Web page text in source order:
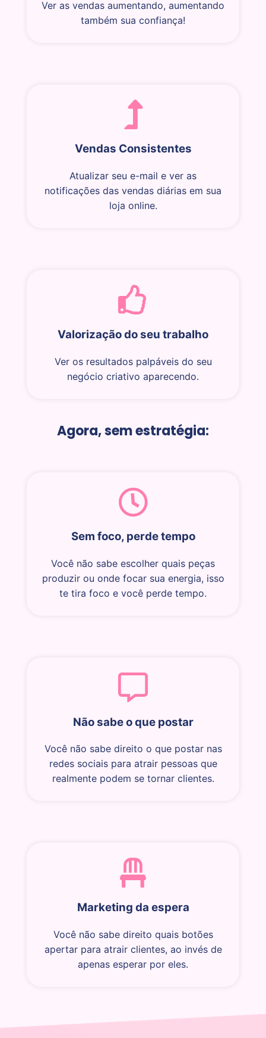
Ver as vendas aumentando, aumentando
também sua confiança!
Vendas Consistentes
Atualizar seu e-mail e ver as
notificações das vendas diárias em sua
loja online.
Valorização do seu trabalho
Ver os resultados palpáveis do seu
negócio criativo aparecendo.
Agora, sem estratégia:
Sem foco, perde tempo
Você não sabe escolher quais peças
produzir ou onde focar sua energia, isso
te tira foco e você perde tempo.
Não sabe o que postar
Você não sabe direito o que postar nas
redes sociais para atrair pessoas que
realmente podem se tornar clientes.
Marketing da espera
Você não sabe direito quais botões
apertar para atrair clientes, ao invés de
apenas esperar por eles.